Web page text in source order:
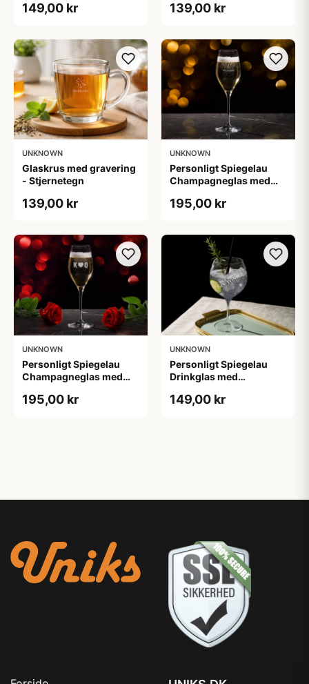
149,00 kr 139,00 kr
UNKNOWN
Glaskrus med gravering
- Stjernetegn
139,00 kr
UNKNOWN
Personligt Spiegelau
Champagneglas med
195,00 kr
UNKNOWN
Personligt Spiegelau
Champagneglas med
195,00 kr
UNKNOWN
Personligt Spiegelau
Drinkglas med
149,00 kr